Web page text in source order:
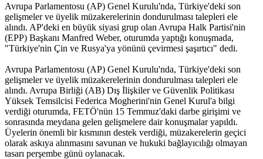
Avrupa Parlamentosu (AP) Genel Kurulu'nda, Türkiye'deki son
gelişmeler ve üyelik müzakerelerinin dondurulması talepleri ele
alındı. AP'deki en büyük siyasi grup olan Avrupa Halk Partisi'nin
(EPP) Başkanı Manfred Weber, oturumda yaptığı konuşmada,
"Türkiye'nin Çin ve Rusya'ya yönünü çevirmesi şaşırtıcı" dedi.
Avrupa Parlamentosu (AP) Genel Kurulu'nda, Türkiye'deki son
gelişmeler ve üyelik müzakerelerinin dondurulması talepleri ele
alındı. Avrupa Birliği (AB) Dış İlişkiler ve Güvenlik Politikası
Yüksek Temsilcisi Federica Mogherini'nin Genel Kurul'a bilgi
verdiği oturumda, FETÖ'nün 15 Temmuz'daki darbe girişimi ve
sonrasında meydana gelen gelişmelere dair konuşmalar yapıldı.
Üyelerin önemli bir kısmının destek verdiği, müzakerelerin geçici
olarak askıya alınmasını savunan ve hukuki bağlayıcılığı olmayan
tasarı perşembe günü oylanacak.